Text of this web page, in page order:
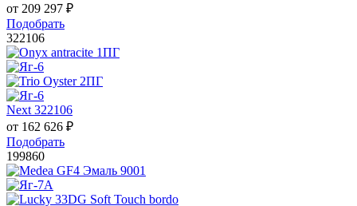
от 209 297 ₽
Подобрать
322106
Next 322106
от 162 626 ₽
Подобрать
199860